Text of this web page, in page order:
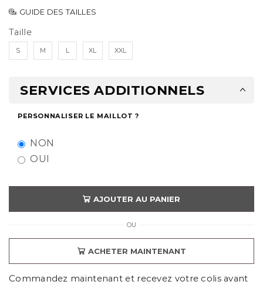
GUIDE DES TAILLES
Taille
S M L XL XXL
SERVICES ADDITIONNELS
PERSONNALISER LE MAILLOT ?
NON
OUI
AJOUTER AU PANIER
OU
ACHETER MAINTENANT
Commandez maintenant et recevez votre colis avant